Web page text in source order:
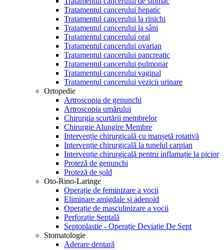
Tratamentul cancerului hepatic
Tratamentul cancerului la rinichi
Tratamentul cancerului la sâni
Tratamentul cancerului oral
Tratamentul cancerului ovarian
Tratamentul cancerului pancreatic
Tratamentul cancerului pulmonar
Tratamentul cancerului vaginal
Tratamentul cancerului vezicii urinare
Ortopedie
Artroscopia de genunchi
Artroscopia umărului
Chirurgia scurtării membrelor
Chirurgie Alungire Membre
Intervenție chirurgicală cu manșetă rotativă
Intervenție chirurgicală la tunelul carpian
Intervenție chirurgicală pentru inflamație la picior
Proteză de genunchi
Proteză de șold
Oto-Rino-Laringe
Operație de feminizare a vocii
Eliminare amigdale și adenoid
Operație de masculinizare a vocii
Perforație Septală
Septoplastie - Operație Deviație De Sept
Stomatologie
Aderare dentară